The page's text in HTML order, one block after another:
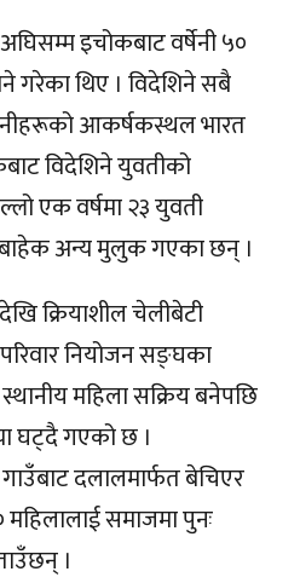
इचोकबाट वर्षेनी ५०
गरेका थिए । विदेशिने सबै
आकर्षकस्थल भारत
विदेशिने युवतीको
एक वर्षमा २३ युवती
बाहेक अन्य मुलुक गएका छन् ।
क्रियाशील चेलीबेटी
नियोजन सङ्घका
महिला सक्रिय बनेपछि
घट्दै गएको छ ।
दलालमार्फत बेचिएर
समाजमा पुनः
।